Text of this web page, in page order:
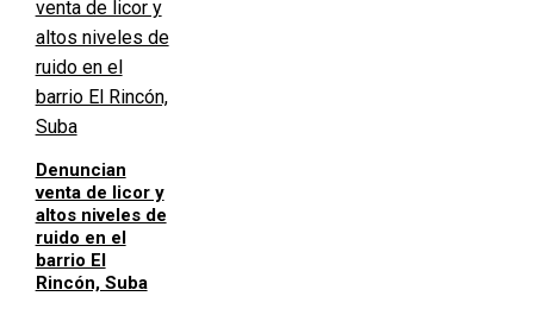
Denuncian
venta de licor y
altos niveles de
ruido en el
barrio El
Rincón, Suba